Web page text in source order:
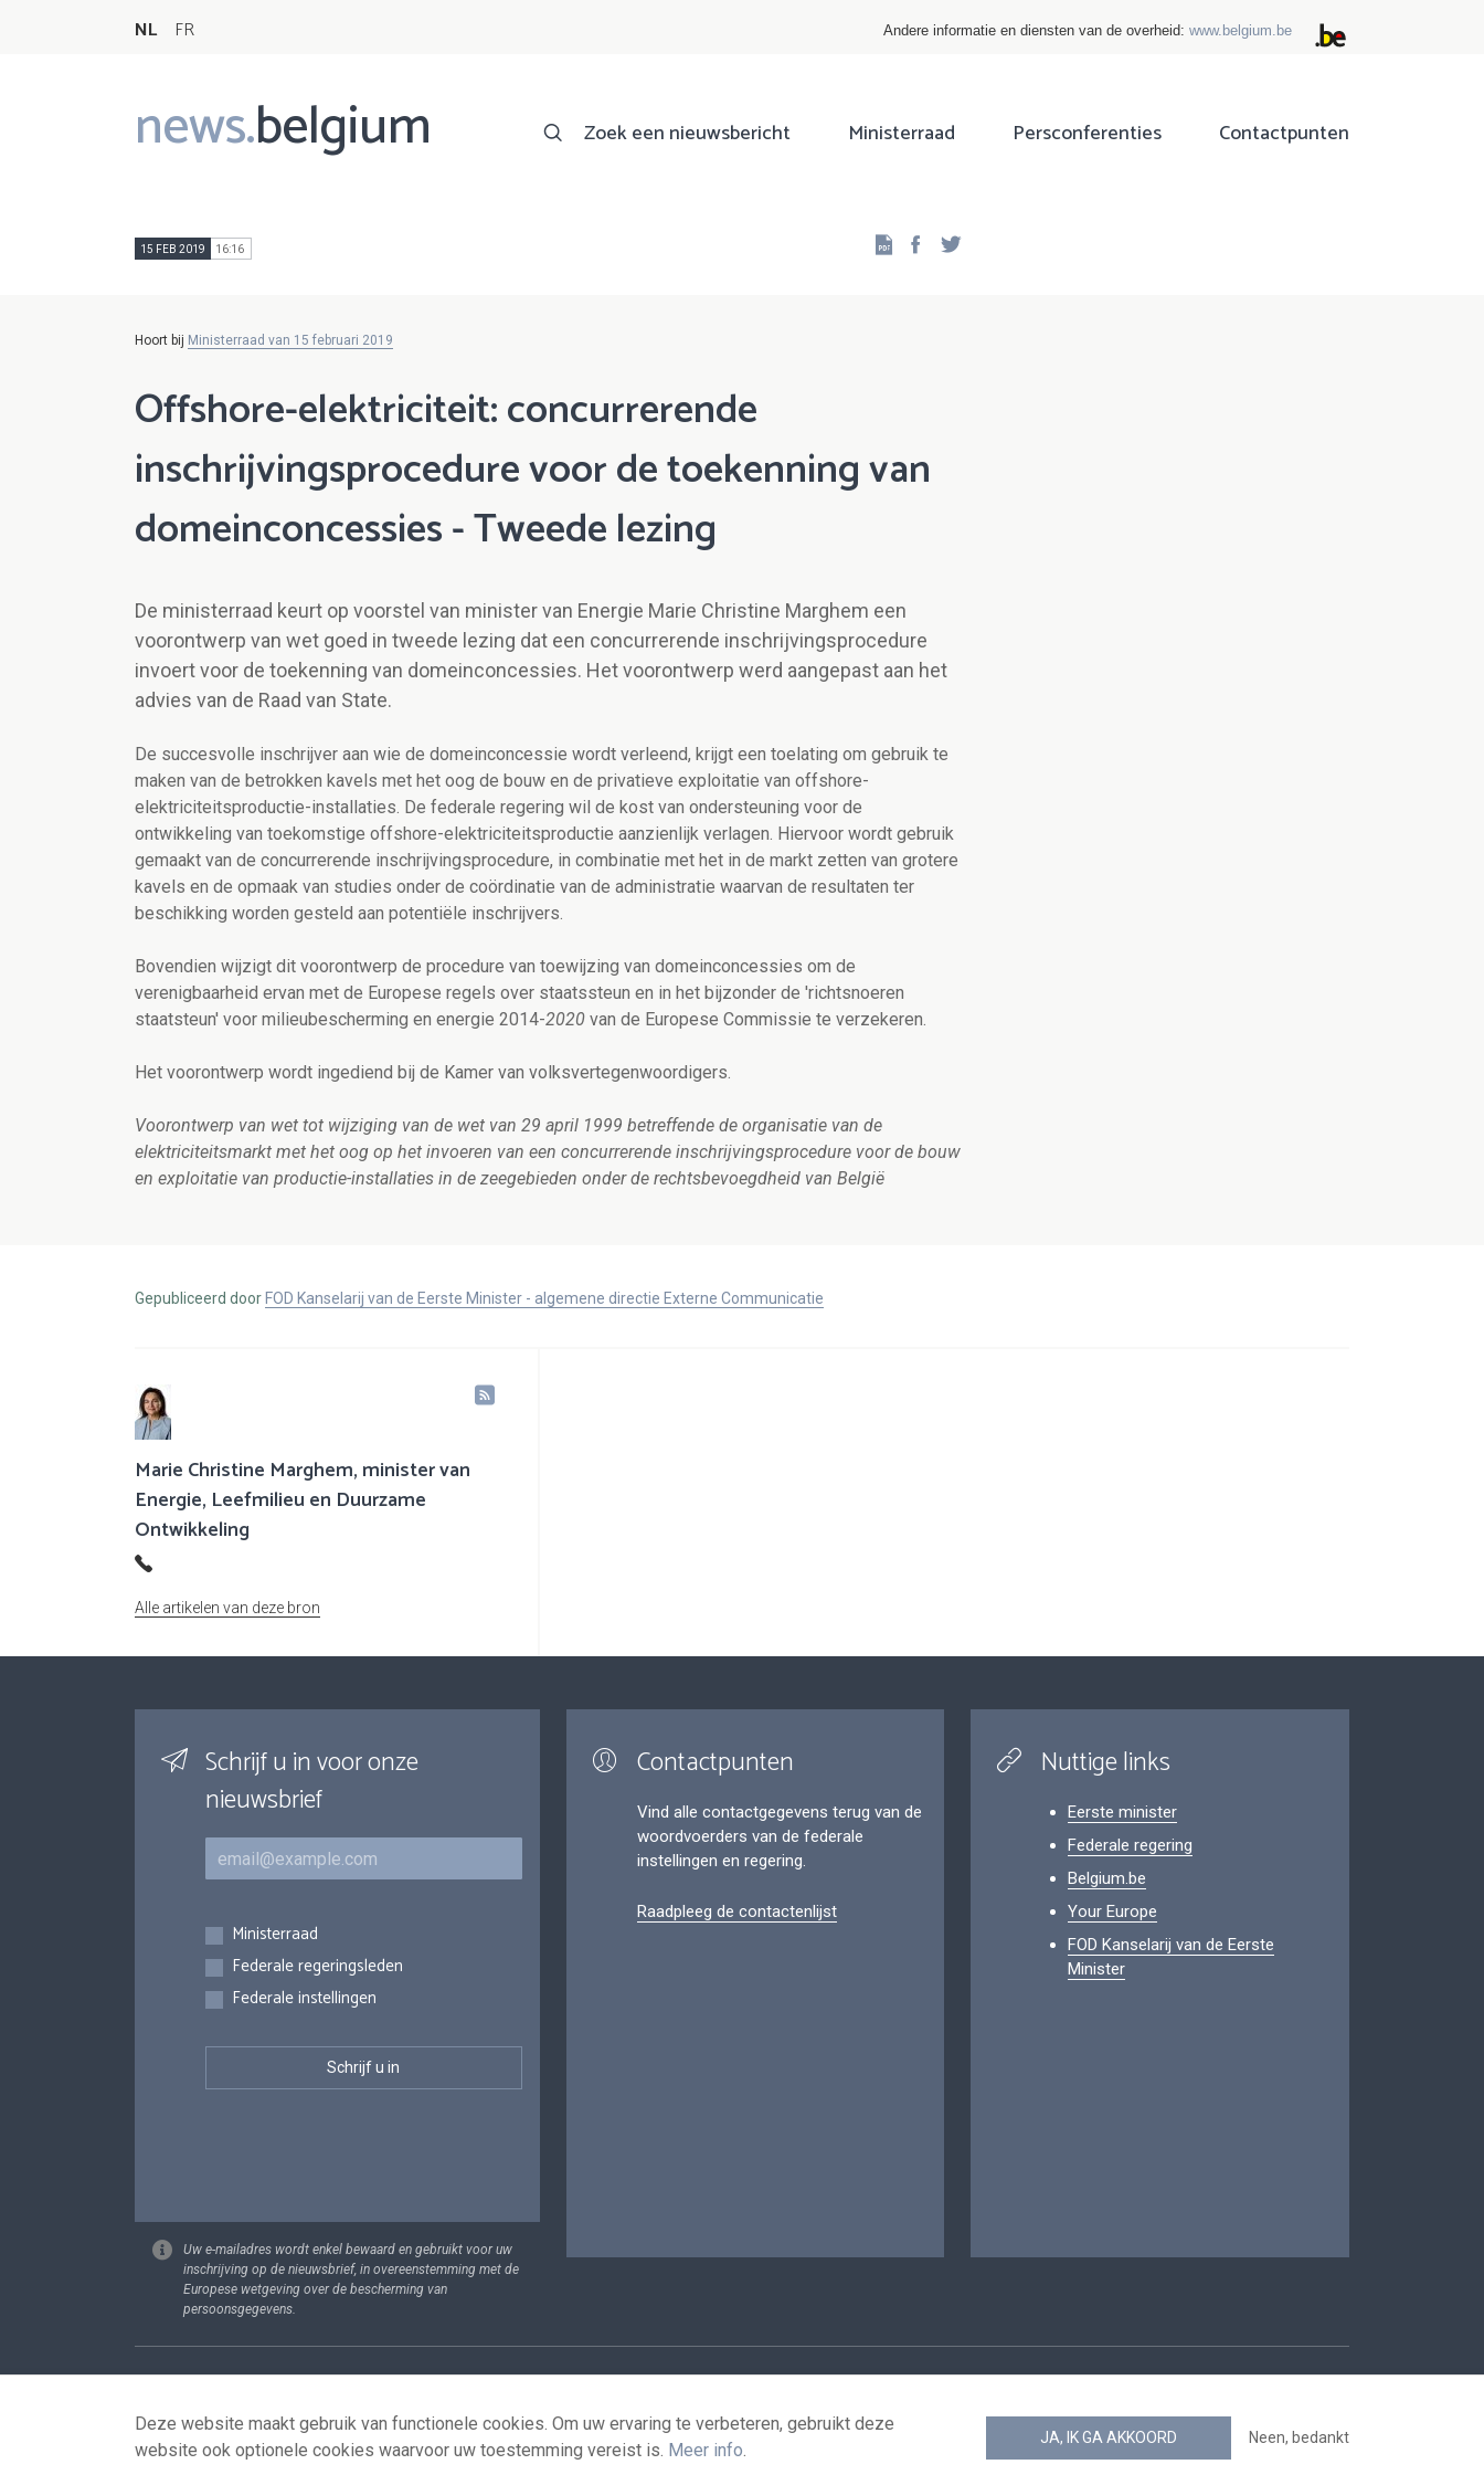
NL FR Andere informatie en diensten van de overheid: www.belgium.be
news.belgium
Main
navigation
Zoek een nieuwsbericht Ministerraad Persconferenties Contactpunten
15 FEB 2019 16:16 Facebook
Hoort bij Ministerraad van 15 februari 2019
Offshore-elektriciteit: concurrerende
inschrijvingsprocedure voor de toekenning van
domeinconcessies - Tweede lezing
De ministerraad keurt op voorstel van minister van Energie Marie Christine Marghem een
voorontwerp van wet goed in tweede lezing dat een concurrerende inschrijvingsprocedure
invoert voor de toekenning van domeinconcessies. Het voorontwerp werd aangepast aan het
advies van de Raad van State.
De succesvolle inschrijver aan wie de domeinconcessie wordt verleend, krijgt een toelating om gebruik te
maken van de betrokken kavels met het oog de bouw en de privatieve exploitatie van offshore-
elektriciteitsproductie-installaties. De federale regering wil de kost van ondersteuning voor de
ontwikkeling van toekomstige offshore-elektriciteitsproductie aanzienlijk verlagen. Hiervoor wordt gebruik
gemaakt van de concurrerende inschrijvingsprocedure, in combinatie met het in de markt zetten van grotere
kavels en de opmaak van studies onder de coördinatie van de administratie waarvan de resultaten ter
beschikking worden gesteld aan potentiële inschrijvers.
Bovendien wijzigt dit voorontwerp de procedure van toewijzing van domeinconcessies om de
verenigbaarheid ervan met de Europese regels over staatssteun en in het bijzonder de 'richtsnoeren
staatsteun' voor milieubescherming en energie 2014-2020 van de Europese Commissie te verzekeren.
Het voorontwerp wordt ingediend bij de Kamer van volksvertegenwoordigers.
Voorontwerp van wet tot wijziging van de wet van 29 april 1999 betreffende de organisatie van de
elektriciteitsmarkt met het oog op het invoeren van een concurrerende inschrijvingsprocedure voor de bouw
en exploitatie van productie-installaties in de zeegebieden onder de rechtsbevoegdheid van België
Gepubliceerd door FOD Kanselarij van de Eerste Minister - algemene directie Externe Communicatie
Marie Christine Marghem, minister van
Energie, Leefmilieu en Duurzame
Ontwikkeling
Alle artikelen van deze bron
Schrijf u in voor onze
nieuwsbrief
E-mail
Inschrijvingen
Ministerraad
Federale regeringsleden
Federale instellingen
Uw e-mailadres wordt enkel bewaard en gebruikt voor uw
inschrijving op de nieuwsbrief, in overeenstemming met de
Europese wetgeving over de bescherming van
persoonsgegevens.
Contactpunten
Vind alle contactgegevens terug van de
woordvoerders van de federale
instellingen en regering.
Raadpleeg de contactenlijst
Nuttige links
Eerste minister
Federale regering
Belgium.be
Your Europe
FOD Kanselarij van de Eerste
Minister
Footer
Deze website maakt gebruik van functionele cookies. Om uw ervaring te verbeteren, gebruikt deze
website ook optionele cookies waarvoor uw toestemming vereist is. Meer info.
JA, IK GA AKKOORD Neen, bedankt